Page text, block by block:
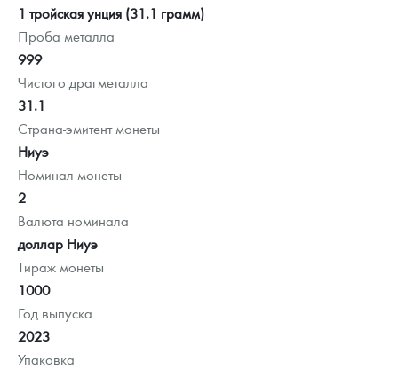
1 тройская унция (31.1 грамм)
Проба металла
999
Чистого драгметалла
31.1
Страна-эмитент монеты
Ниуэ
Номинал монеты
2
Валюта номинала
доллар Ниуэ
Тираж монеты
1000
Год выпуска
2023
Упаковка